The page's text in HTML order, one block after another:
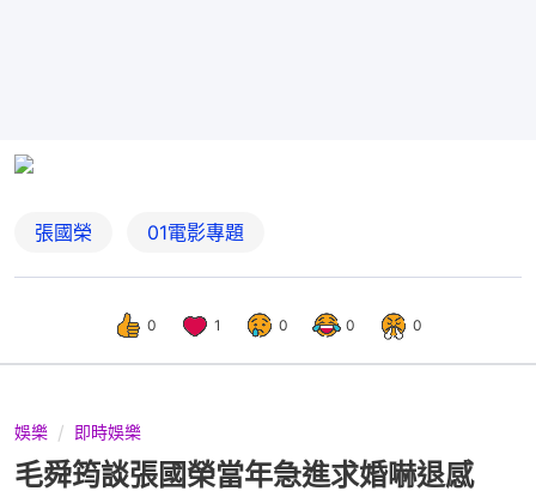
張國榮 01電影專題
0 1 0 0 0
娛樂 即時娛樂
毛舜筠談張國榮當年急進求婚嚇退感